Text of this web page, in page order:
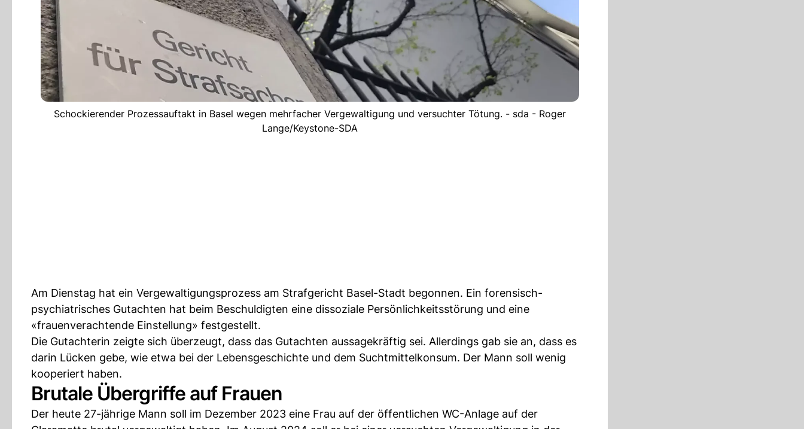
Schockierender Prozessauftakt in Basel wegen mehrfacher Vergewaltigung und versuchter Tötung. - sda - Roger
Lange/Keystone-SDA
Am Dienstag hat ein Vergewaltigungsprozess am Strafgericht Basel-Stadt begonnen. Ein forensisch-
psychiatrisches Gutachten hat beim Beschuldigten eine dissoziale Persönlichkeitsstörung und eine
«frauenverachtende Einstellung» festgestellt.
Die Gutachterin zeigte sich überzeugt, dass das Gutachten aussagekräftig sei. Allerdings gab sie an, dass es
darin Lücken gebe, wie etwa bei der Lebensgeschichte und dem Suchtmittelkonsum. Der Mann soll wenig
kooperiert haben.
Brutale Übergriffe auf Frauen
Der heute 27-jährige Mann soll im Dezember 2023 eine Frau auf der öffentlichen WC-Anlage auf der